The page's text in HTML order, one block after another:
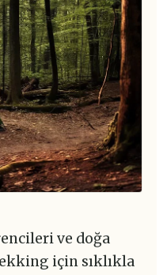
ve doğa
için sıklıkla